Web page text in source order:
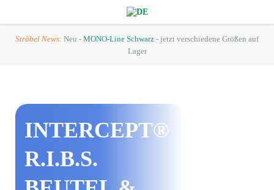
Ströbel News: Neu - MONO-Line Schwarz - jetzt verschiedene Größen auf
Lager
INTERCEPT®
R.I.B.S.